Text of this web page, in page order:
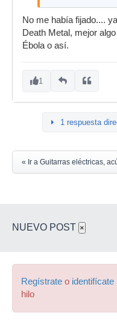
No me había fijado....
Death Metal, mejor
Ébola o así.
1
1 respuesta
« Ir a Guitarras eléctricas,
NUEVO POST ×
Regístrate o identifícate
hilo